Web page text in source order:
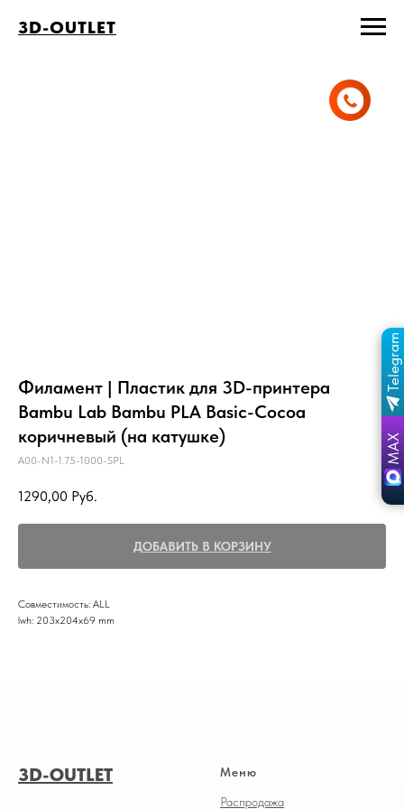
3D-OUTLET
Филамент | Пластик для 3D-принтера
Bambu Lab Bambu PLA Basic-Cocoa
коричневый (на катушке)
A00-N1-1.75-1000-SPL
1290,00 Руб.
ДОБАВИТЬ В КОРЗИНУ
Совместимость: ALL
lwh: 203x204x69 mm
3D-OUTLET Меню
Распродажа